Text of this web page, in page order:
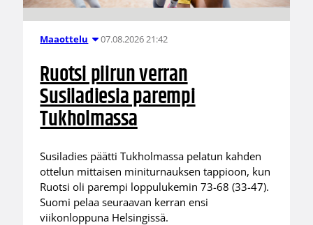
Maaottelu 07.08.2026 21:42
Ruotsi piirun verran
Susiladiesia parempi
Tukholmassa
Susiladies päätti Tukholmassa pelatun kahden
ottelun mittaisen miniturnauksen tappioon, kun
Ruotsi oli parempi loppulukemin 73-68 (33-47).
Suomi pelaa seuraavan kerran ensi
viikonloppuna Helsingissä.